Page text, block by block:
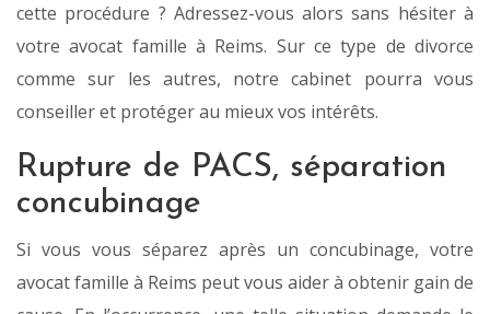
cette procédure ? Adressez-vous alors sans hésiter à
votre avocat famille à Reims. Sur ce type de divorce
comme sur les autres, notre cabinet pourra vous
conseiller et protéger au mieux vos intérêts.
Rupture de PACS, séparation
concubinage
Si vous vous séparez après un concubinage, votre
avocat famille à Reims peut vous aider à obtenir gain de